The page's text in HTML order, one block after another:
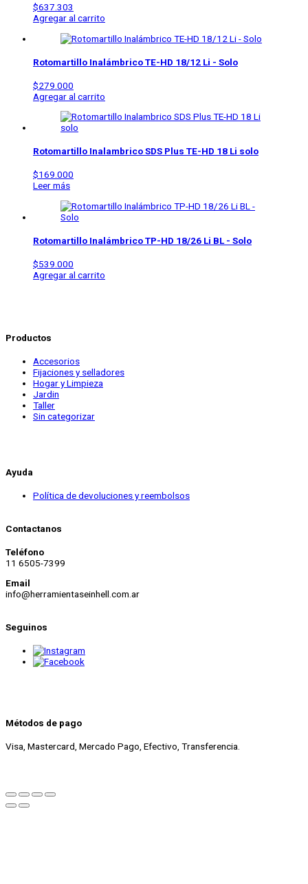
$637.303
Agregar al carrito
Rotomartillo InalámbricoTE-HD 18/12 Li - Solo
$279.000
Agregar al carrito
Rotomartillo Inalambrico SDS Plus TE-HD 18 Li solo
$169.000
Leer más
Rotomartillo InalámbricoTP-HD 18/26 Li BL - Solo
$539.000
Agregar al carrito
Productos
Accesorios
Fijaciones y selladores
Hogar y Limpieza
Jardin
Taller
Sin categorizar
Ayuda
Política de devoluciones y reembolsos
Contactanos
Teléfono
11 6505-7399
Email
info@herramientaseinhell.com.ar
Seguinos
Métodos de pago
Visa, Mastercard, Mercado Pago, Efectivo, Transferencia.